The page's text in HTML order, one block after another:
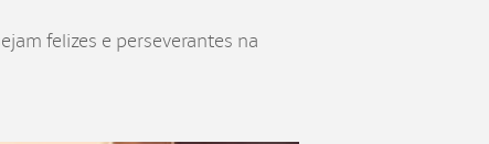
felizes e perseverantes na